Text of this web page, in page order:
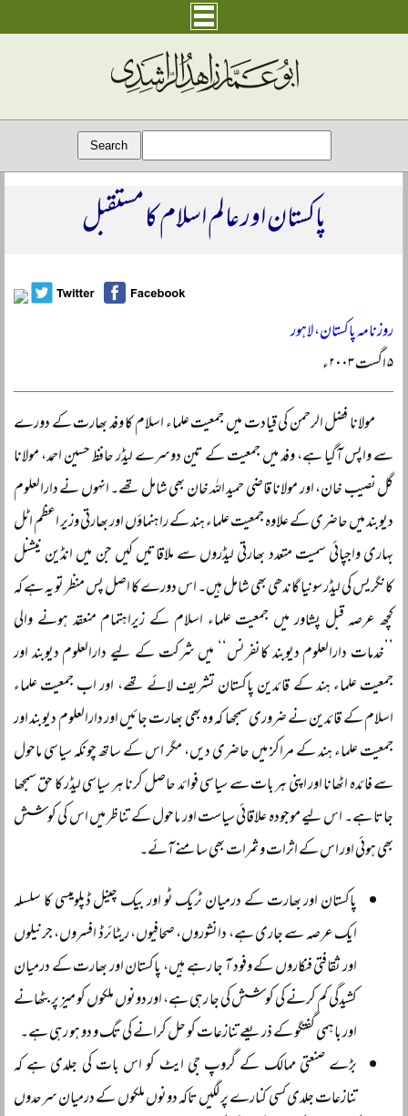
پاکستان اور عالم اسلام کا مستقبل
روزنامہ پاکستان، لاہور
۵ اگست ۲۰۰۳ء
مولانا فضل الرحمن کی قیادت میں جمعیت علماء اسلام کا وفد بھارت کے دورے
سے واپس آگیا ہے، وفد میں جمعیت کے تین دوسرے لیڈر حافظ حسین احمد، مولانا
گل نصیب خان، اور مولانا قاضی حمید اللہ خان بھی شامل تھے۔ انہوں نے دارالعلوم
دیوبند میں حاضری کے علاوہ جمعیت علماء ہند کے راہنماؤں اور بھارتی وزیر اعظم اٹل
بہاری واجپائی سمیت متعدد بھارتی لیڈروں سے ملاقاتیں کیں جن میں انڈین نیشنل
کانگریس کی لیڈر سونیا گاندھی بھی شامل ہیں۔ اس دورے کا اصل پس منظر تو یہ ہے کہ
کچھ عرصہ قبل پشاور میں جمعیت علماء اسلام کے زیراہتمام منعقد ہونے والی
’’خدمات دارالعلوم دیوبند کانفرنس‘‘ میں شرکت کے لیے دارالعلوم دیوبند اور
جمعیت علماء ہند کے قائدین پاکستان تشریف لائے تھے، اور اب جمعیت علماء
اسلام کے قائدین نے ضروری سمجھا کہ وہ بھی بھارت جائیں اور دارالعلوم دیوبند اور
جمعیت علماء ہند کے مراکز میں حاضری دیں، مگر اس کے ساتھ چونکہ سیاسی ماحول
سے فائدہ اٹھانا اور اپنی ہر بات سے سیاسی فوائد حاصل کرنا ہر سیاسی لیڈر کا حق سمجھا
جاتا ہے۔ اس لیے موجودہ علاقائی سیاست اور ماحول کے تناظر میں اس کی کوشش
بھی ہوئی اور اس کے اثرات و ثمرات بھی سامنے آئے۔
پاکستان اور بھارت کے درمیان ٹریک ٹو اور بیک چینل ڈپلومیسی کا سلسلہ
ایک عرصہ سے جاری ہے، دانشوروں، صحافیوں، ریٹائرڈ افسروں، جرنیلوں
اور ثقافتی فنکاروں کے وفود آ جا رہے ہیں، پاکستان اور بھارت کے درمیان
کشیدگی کم کرنے کی کوشش کی جا رہی ہے، اور دونوں ملکوں کو میز پر بٹھانے
اور باہمی گفتگو کے ذریعے تنازعات کو حل کرانے کی تگ و دو ہو رہی ہے۔
بڑے صنعتی ممالک کے گروپ جی ایٹ کو اس بات کی جلدی ہے کہ
تنازعات جلدی کسی کنارے پر لگیں تاکہ دونوں ملکوں کے درمیان سرحدوں